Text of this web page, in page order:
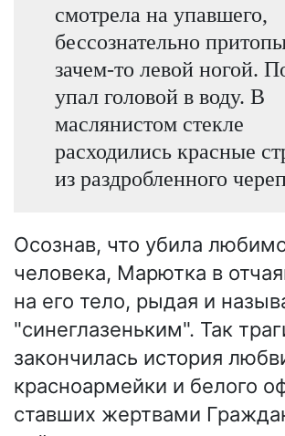
смотрела на упавшего,
бессознательно
зачем-то левой ногой.
упал головой в воду. В
маслянистом стекле
расходились красные
из раздробленного
Осознав, что убила
человека, Марютка в
на его тело, рыдая и
"синеглазеньким". Так
закончилась история
красноармейки и белого
ставших жертвами